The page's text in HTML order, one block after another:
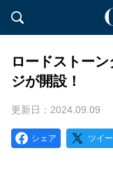
ロードストー
ジが開設！
更新日：2024.09.09
シェア ツイ